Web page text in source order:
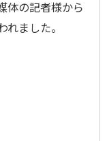
体の記者様から
ました。